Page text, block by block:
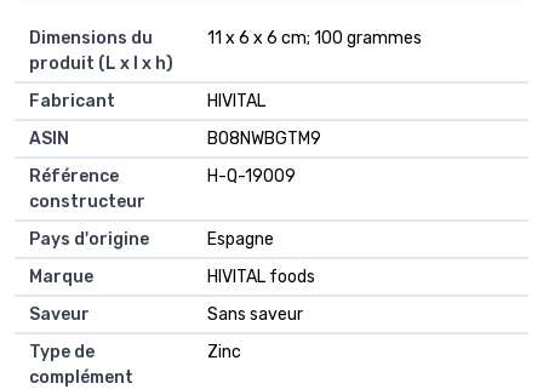
Dimensions du
produit (L x l x h)
11 x 6 x 6 cm; 100 grammes
Fabricant
HIVITAL
ASIN
B08NWBGTM9
Référence
constructeur
H-Q-19009
Pays d'origine
Espagne
Marque
HIVITAL foods
Saveur
Sans saveur
Type de
complément
Zinc